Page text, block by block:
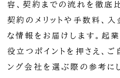
容、契約までの流れを徹底
契約のメリットや手数料、
な情報をお届けします。起
役立つポイントを押さえ、ご
ング会社を選ぶ際の参考に